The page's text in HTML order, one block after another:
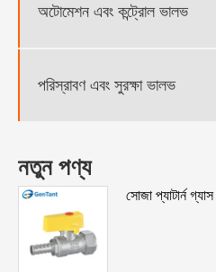
অটোমেশন এবং কন্ট্রোল ভালভ
পরিস্রাবণ এবং সুরক্ষা ভালভ
নতুন পণ্য
সোজা প্যাটার্ন